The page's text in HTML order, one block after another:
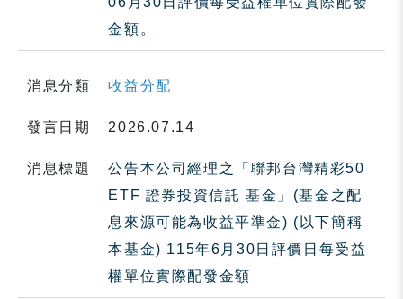
金額。
消息分類 收益分配
發言日期 2026.07.14
消息標題
公告本公司經理之「聯邦台灣精彩50
ETF 證券投資信託 基金」(基金之配
息來源可能為收益平準金) (以下簡稱
本基金) 115年6月30日評價日每受益
權單位實際配發金額